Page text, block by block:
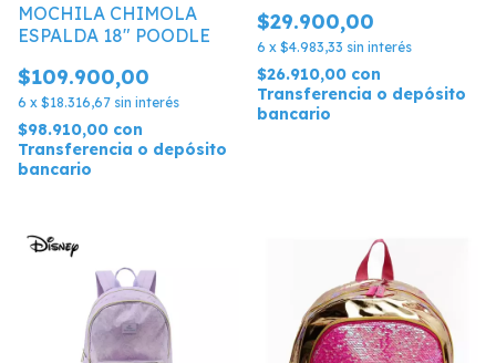
MOCHILA CHIMOLA
ESPALDA 18" POODLE
$109.900,00
6 x $18.316,67 sin interés
$98.910,00 con
Transferencia o depósito
bancario
$29.900,00
6 x $4.983,33 sin interés
$26.910,00 con
Transferencia o depósito
bancario